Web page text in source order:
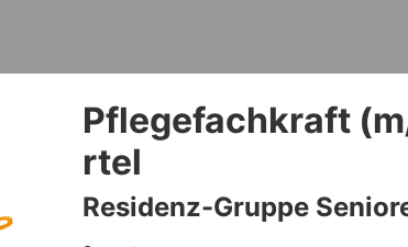
Pflegefachkraft
rtel
Residenz-Gruppe